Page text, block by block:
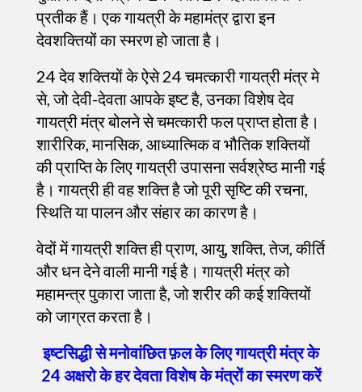
प्रतीक हैं। एक गायत्री के महामंत्र द्वारा इन
देवशक्तियों का स्मरण हो जाता है।
24 देव शक्तियों के ऐसे 24 चमत्कारी गायत्री मंत्र मे
से, जो देवी-देवता आपके इष्ट है, उनका विशेष देव
गायत्री मंत्र बोलने से चमत्कारी फल प्राप्त होता है।
शारीरिक, मानसिक, आध्यात्मिक व भौतिक शक्तियों
की प्राप्ति के लिए गायत्री उपासना सर्वश्रेष्ठ मानी गई
है। गायत्री ही वह शक्ति है जो पूरी सृष्टि की रचना,
स्थिति या पालन और संहार का कारण है।
वेदों में गायत्री शक्ति ही प्राण, आयु, शक्ति, तेज, कीर्ति
और धन देने वाली मानी गई है। गायत्री मंत्र को
महामन्त्र पुकारा जाता है, जो शरीर की कई शक्तियों
को जाग्रत करता है।
इष्टसिद्धी से मनोवांछित फ़ल के लिए गायत्री मंत्र के
24 अक्षरो के हर देवता विशेष के मंत्रों का स्मरण करें